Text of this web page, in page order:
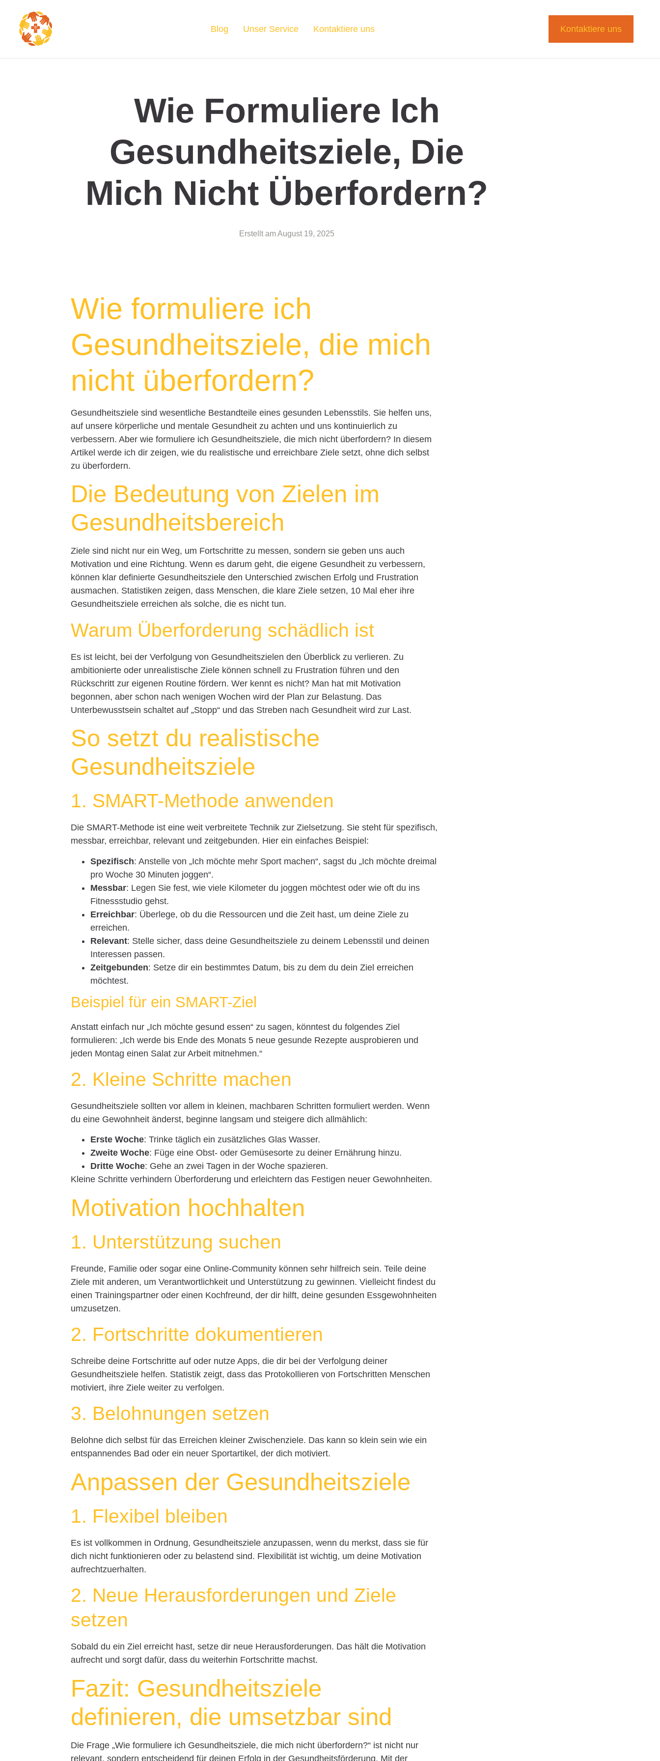
Blog Unser Service Kontaktiere uns Kontaktiere uns
Wie Formuliere Ich
Gesundheitsziele, Die
Mich Nicht Überfordern?
Erstellt amAugust 19, 2025
Wie formuliere ich
Gesundheitsziele, die mich
nicht überfordern?
Gesundheitsziele sind wesentliche Bestandteile eines gesunden Lebensstils. Sie helfen uns,
auf unsere körperliche und mentale Gesundheit zu achten und uns kontinuierlich zu
verbessern. Aber wie formuliere ich Gesundheitsziele, die mich nicht überfordern? In diesem
Artikel werde ich dir zeigen, wie du realistische und erreichbare Ziele setzt, ohne dich selbst
zu überfordern.
Die Bedeutung von Zielen im
Gesundheitsbereich
Ziele sind nicht nur ein Weg, um Fortschritte zu messen, sondern sie geben uns auch
Motivation und eine Richtung. Wenn es darum geht, die eigene Gesundheit zu verbessern,
können klar definierte Gesundheitsziele den Unterschied zwischen Erfolg und Frustration
ausmachen. Statistiken zeigen, dass Menschen, die klare Ziele setzen, 10 Mal eher ihre
Gesundheitsziele erreichen als solche, die es nicht tun.
Warum Überforderung schädlich ist
Es ist leicht, bei der Verfolgung von Gesundheitszielen den Überblick zu verlieren. Zu
ambitionierte oder unrealistische Ziele können schnell zu Frustration führen und den
Rückschritt zur eigenen Routine fördern. Wer kennt es nicht? Man hat mit Motivation
begonnen, aber schon nach wenigen Wochen wird der Plan zur Belastung. Das
Unterbewusstsein schaltet auf „Stopp“ und das Streben nach Gesundheit wird zur Last.
So setzt du realistische
Gesundheitsziele
1. SMART-Methode anwenden
Die SMART-Methode ist eine weit verbreitete Technik zur Zielsetzung. Sie steht für spezifisch,
messbar, erreichbar, relevant und zeitgebunden. Hier ein einfaches Beispiel:
Spezifisch: Anstelle von „Ich möchte mehr Sport machen“, sagst du „Ich möchte dreimal
pro Woche 30 Minuten joggen“.
Messbar: Legen Sie fest, wie viele Kilometer du joggen möchtest oder wie oft du ins
Fitnessstudio gehst.
Erreichbar: Überlege, ob du die Ressourcen und die Zeit hast, um deine Ziele zu
erreichen.
Relevant: Stelle sicher, dass deine Gesundheitsziele zu deinem Lebensstil und deinen
Interessen passen.
Zeitgebunden: Setze dir ein bestimmtes Datum, bis zu dem du dein Ziel erreichen
möchtest.
Beispiel für ein SMART-Ziel
Anstatt einfach nur „Ich möchte gesund essen“ zu sagen, könntest du folgendes Ziel
formulieren: „Ich werde bis Ende des Monats 5 neue gesunde Rezepte ausprobieren und
jeden Montag einen Salat zur Arbeit mitnehmen.“
2. Kleine Schritte machen
Gesundheitsziele sollten vor allem in kleinen, machbaren Schritten formuliert werden. Wenn
du eine Gewohnheit änderst, beginne langsam und steigere dich allmählich:
Erste Woche: Trinke täglich ein zusätzliches Glas Wasser.
Zweite Woche: Füge eine Obst- oder Gemüsesorte zu deiner Ernährung hinzu.
Dritte Woche: Gehe an zwei Tagen in der Woche spazieren.
Kleine Schritte verhindern Überforderung und erleichtern das Festigen neuer Gewohnheiten.
Motivation hochhalten
1. Unterstützung suchen
Freunde, Familie oder sogar eine Online-Community können sehr hilfreich sein. Teile deine
Ziele mit anderen, um Verantwortlichkeit und Unterstützung zu gewinnen. Vielleicht findest du
einen Trainingspartner oder einen Kochfreund, der dir hilft, deine gesunden Essgewohnheiten
umzusetzen.
2. Fortschritte dokumentieren
Schreibe deine Fortschritte auf oder nutze Apps, die dir bei der Verfolgung deiner
Gesundheitsziele helfen. Statistik zeigt, dass das Protokollieren von Fortschritten Menschen
motiviert, ihre Ziele weiter zu verfolgen.
3. Belohnungen setzen
Belohne dich selbst für das Erreichen kleiner Zwischenziele. Das kann so klein sein wie ein
entspannendes Bad oder ein neuer Sportartikel, der dich motiviert.
Anpassen der Gesundheitsziele
1. Flexibel bleiben
Es ist vollkommen in Ordnung, Gesundheitsziele anzupassen, wenn du merkst, dass sie für
dich nicht funktionieren oder zu belastend sind. Flexibilität ist wichtig, um deine Motivation
aufrechtzuerhalten.
2. Neue Herausforderungen und Ziele
setzen
Sobald du ein Ziel erreicht hast, setze dir neue Herausforderungen. Das hält die Motivation
aufrecht und sorgt dafür, dass du weiterhin Fortschritte machst.
Fazit: Gesundheitsziele
definieren, die umsetzbar sind
Die Frage „Wie formuliere ich Gesundheitsziele, die mich nicht überfordern?“ ist nicht nur
relevant, sondern entscheidend für deinen Erfolg in der Gesundheitsförderung. Mit der